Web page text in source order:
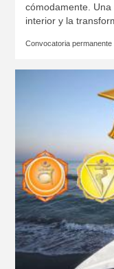
cómodamente.
interior y la
Convocatoria permanente